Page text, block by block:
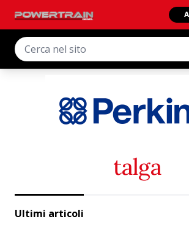
talga
Ultimi articoli